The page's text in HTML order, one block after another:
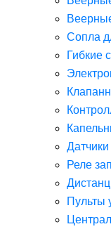
Сопла
Гибкие
Реле
Пульты